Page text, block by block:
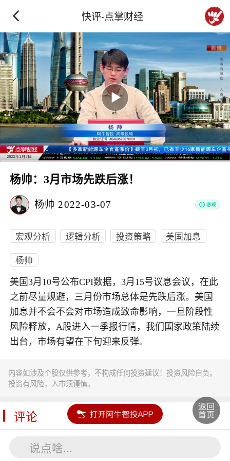
快评-点掌财经
杨帅：3月市场先跌后涨！
杨帅 2022-03-07
宏观分析 逻辑分析 投资策略
美国加息
杨帅
美国3月10号公布CPI数据，3月15号议息会议，在此
之前尽量规避，三月份市场总体是先跌后涨。美国
加息并不会不会对市场造成致命影响，一旦阶段性
风险释放，A股进入一季报行情，我们国家政策陆续
出台，市场有望在下旬迎来反弹。
内容如涉及个股仅供参考，不构成任何投资建议！投资风险自负。
投资有风险，入市须谨慎。
评论
说点啥...